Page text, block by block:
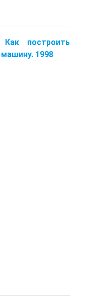
построить
1998